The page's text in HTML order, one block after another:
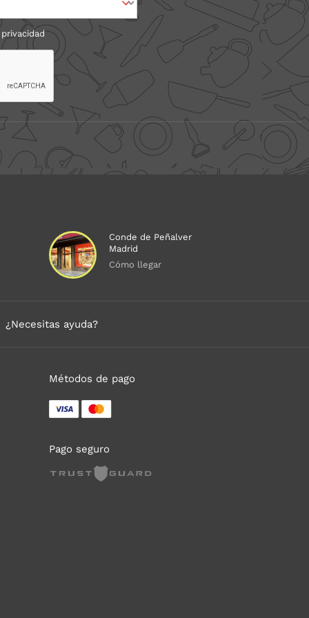
Conde de Peñalver
Madrid
Cómo llegar
¿Necesitas ayuda?
Métodos de pago
Pago seguro